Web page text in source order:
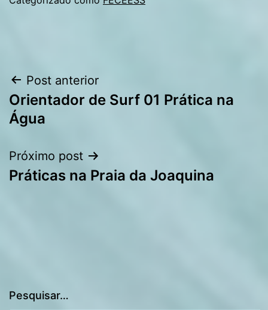
Navegação
de
Post anterior
Orientador de Surf 01 Prática na
Água
Próximo post
Práticas na Praia da Joaquina
Pesquisar…